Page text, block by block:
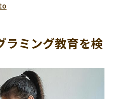
ラミング教育を検